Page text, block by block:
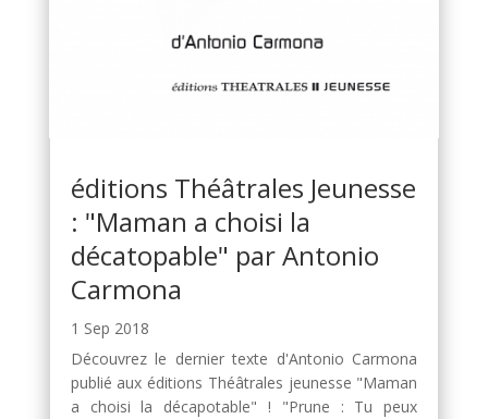
éditions Théâtrales Jeunesse
: "Maman a choisi la
décatopable" par Antonio
Carmona
1 Sep 2018
Découvrez le dernier texte d'Antonio Carmona
publié aux éditions Théâtrales jeunesse "Maman
a choisi la décapotable" ! "Prune : Tu peux